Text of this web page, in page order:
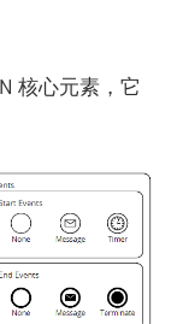
核心元素，它